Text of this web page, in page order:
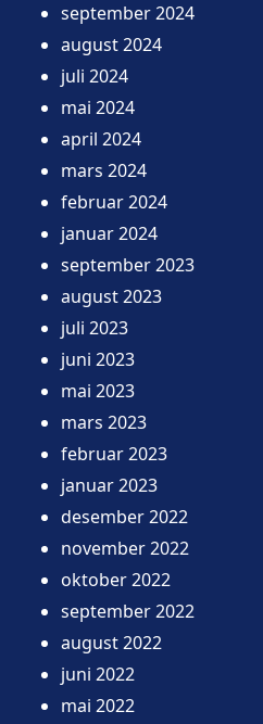
september 2024
august 2024
juli 2024
mai 2024
april 2024
mars 2024
februar 2024
januar 2024
september 2023
august 2023
juli 2023
juni 2023
mai 2023
mars 2023
februar 2023
januar 2023
desember 2022
november 2022
oktober 2022
september 2022
august 2022
juni 2022
mai 2022